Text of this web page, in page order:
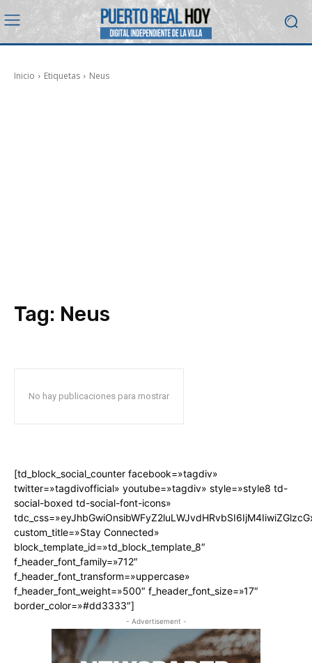
Inicio Etiquetas Neus
Tag: Neus
No hay publicaciones para mostrar
[td_block_social_counter facebook=»tagdiv»
twitter=»tagdivofficial» youtube=»tagdiv» style=»style8 td-
social-boxed td-social-font-icons»
custom_title=»Stay Connected»
block_template_id=»td_block_template_8″
f_header_font_family=»712″
f_header_font_transform=»uppercase»
f_header_font_weight=»500″ f_header_font_size=»17″
border_color=»#dd3333″]
- Advertisement -